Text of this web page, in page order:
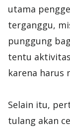
utama
terganggu,
punggung
tentu
karena harus
Selain itu,
tulang akan